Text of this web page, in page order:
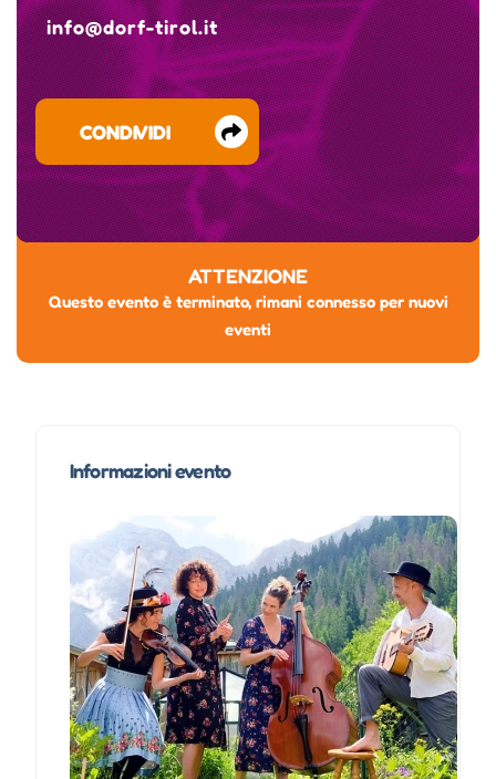
info@dorf-tirol.it
CONDIVIDI
ATTENZIONE
Questo evento è terminato, rimani connesso per nuovi
eventi
Informazioni evento